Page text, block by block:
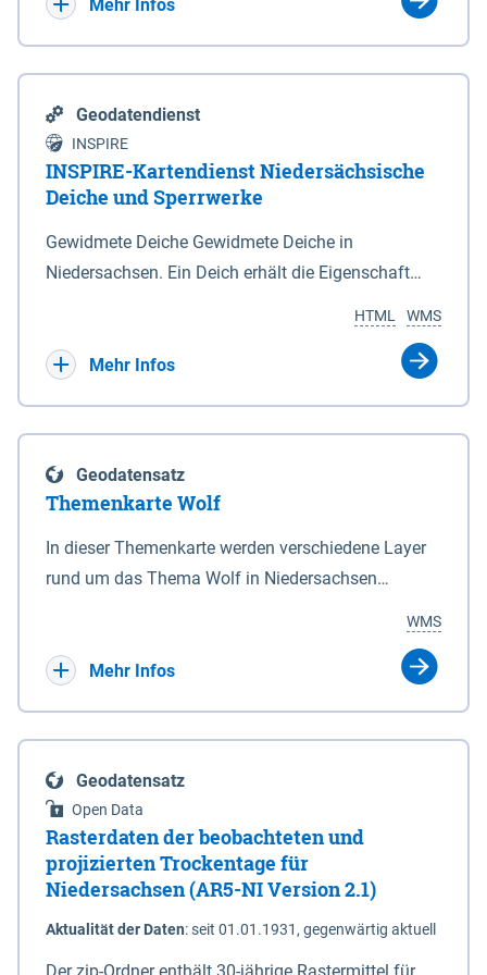
Mehr Infos
Geodatendienst
INSPIRE
INSPIRE-Kartendienst Niedersächsische
Deiche und Sperrwerke
Gewidmete Deiche Gewidmete Deiche in
Niedersachsen. Ein Deich erhält die Eigenschaft
Deichbehörde durch Verordnung ausspricht. Für
enthalten. Sperrwerke Sperrwerke sind Bauwerke
mit Sperrvorrichtungen in Tidegewässern, die dem
Schutz eines Gebietes vor erhöhten Tiden, vor allem
vor Sturmfluten, zu dienen bestimmt sind (§2 Abs.3
Eigenschaft eines Sperrwerkes durch Widmung, die
die Deichbehörde durch Verordnung ausspricht.
WMS
HTML
Mehr Infos
Geodatensatz
Themenkarte Wolf
In dieser Themenkarte werden verschiedene Layer
rund um das Thema Wolf in Niedersachsen
sowie Status der bestehenden Wolfsterritorien im
laufenden Monitoringjahr.
WMS
Mehr Infos
Geodatensatz
Open Data
Rasterdaten der beobachteten und
projizierten Trockentage für
Niedersachsen (AR5-NI Version 2.1)
Aktualität der Daten:seit 01.01.1931, gegenwärtig aktuell